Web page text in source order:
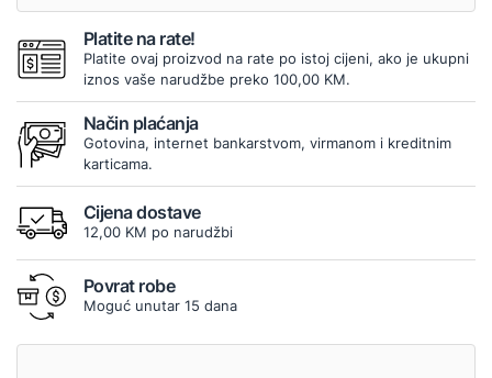
Platite na rate!
Platite ovaj proizvod na rate po istoj cijeni, ako je ukupni
iznos vaše narudžbe preko 100,00 KM.
Način plaćanja
Gotovina, internet bankarstvom, virmanom i kreditnim
karticama.
Cijena dostave
12,00 KM po narudžbi
Povrat robe
Moguć unutar 15 dana